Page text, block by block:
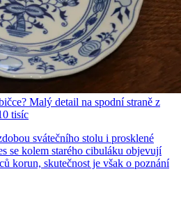
Malý detail na spodní straně z
tisíc
svátečního stolu i prosklené
se kolem starého cibuláku objevují
korun, skutečnost je však o poznání